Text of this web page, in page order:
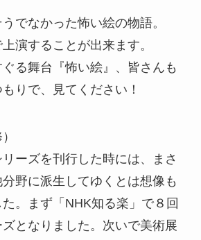
でなかった怖い絵の物語。
演することが出来ます。
る舞台『怖い絵』、皆さんも
りで、見てください！
ーズを刊行した時には、まさ
野に派生してゆくとは想像も
。まず「NHK知る楽」で８回
となりました。次いで美術展